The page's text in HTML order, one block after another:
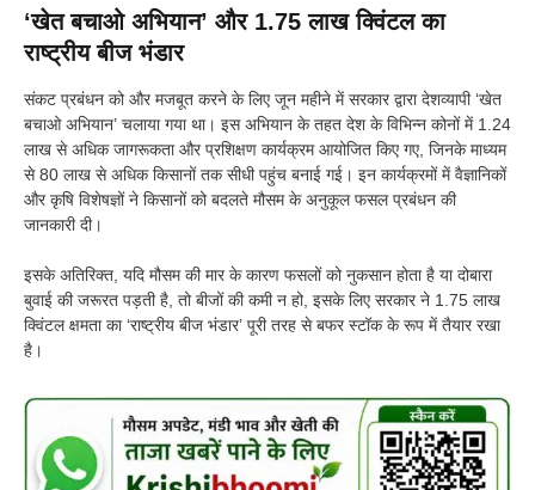
‘खेत बचाओ अभियान’ और 1.75 लाख क्विंटल का
राष्ट्रीय बीज भंडार
संकट प्रबंधन को और मजबूत करने के लिए जून महीने में सरकार द्वारा देशव्यापी ‘खेत
बचाओ अभियान’ चलाया गया था। इस अभियान के तहत देश के विभिन्न कोनों में 1.24
लाख से अधिक जागरूकता और प्रशिक्षण कार्यक्रम आयोजित किए गए, जिनके माध्यम
से 80 लाख से अधिक किसानों तक सीधी पहुंच बनाई गई। इन कार्यक्रमों में वैज्ञानिकों
और कृषि विशेषज्ञों ने किसानों को बदलते मौसम के अनुकूल फसल प्रबंधन की
जानकारी दी।
इसके अतिरिक्त, यदि मौसम की मार के कारण फसलों को नुकसान होता है या दोबारा
बुवाई की जरूरत पड़ती है, तो बीजों की कमी न हो, इसके लिए सरकार ने 1.75 लाख
क्विंटल क्षमता का ‘राष्ट्रीय बीज भंडार’ पूरी तरह से बफर स्टॉक के रूप में तैयार रखा
है।